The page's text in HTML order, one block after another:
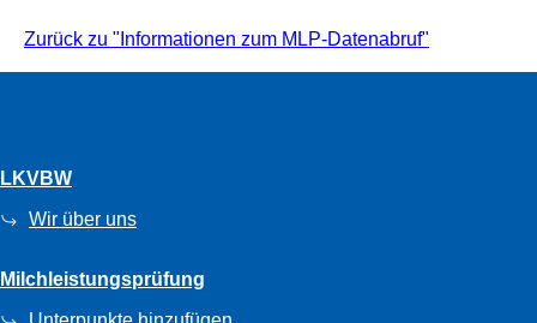
Zurück zu "Informationen zum MLP-Datenabruf"
LKVBW
Wir über uns
Milchleistungsprüfung